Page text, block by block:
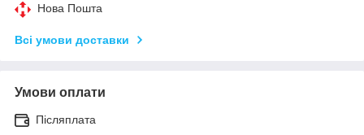
Нова Пошта
Всі умови доставки
Умови оплати
Післяплата